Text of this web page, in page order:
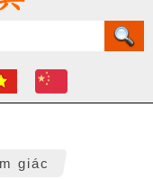
giác